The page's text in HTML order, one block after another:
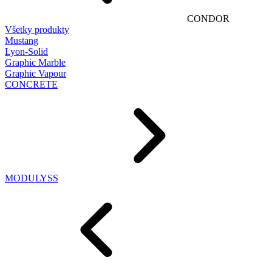
CONDOR
Všetky produkty
Mustang
Lyon-Solid
Graphic Marble
Graphic Vapour
CONCRETE
MODULYSS